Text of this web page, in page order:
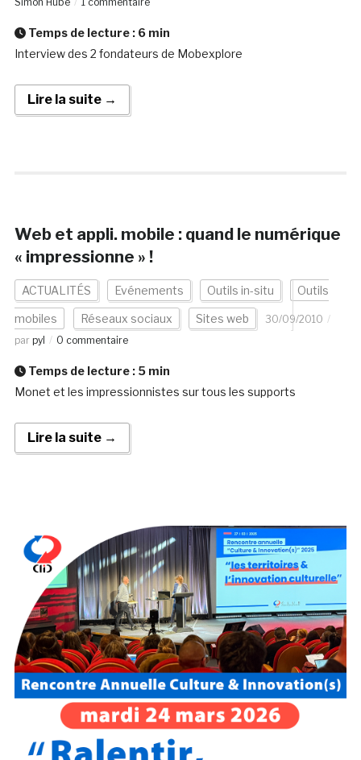
Temps de lecture : 6 min
Interview des 2 fondateurs de Mobexplore
Lire la suite →
Web et appli. mobile : quand le numérique
« impressionne » !
ACTUALITÉS Evénements Outils in-situ Outils
mobiles Réseaux sociaux Sites web
30/09/2010
par pyl 0 commentaire
Temps de lecture : 5 min
Monet et les impressionnistes sur tous les supports
Lire la suite →